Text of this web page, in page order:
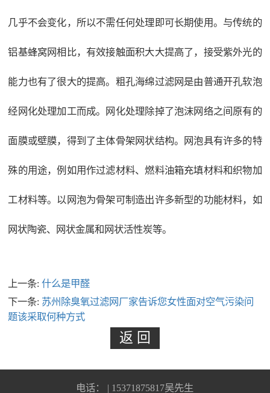
几乎不会变化，所以不需任何处理即可长期使用。与传统的
铝基蜂窝网相比，有效接触面积大大提高了，接受紫外光的
能力也有了很大的提高。粗孔海绵过滤网是由普通开孔软泡
经网化处理加工而成。网化处理除掉了泡沫网络之间原有的
面膜或壁膜，得到了主体骨架网状结构。网泡具有许多的特
殊的用途，例如用作过滤材料、燃料油箱充填材料和织物加
工材料等。以网泡为骨架可制造出许多新型的功能材料，如
网状陶瓷、网状金属和网状活性炭等。
上一条:什么是甲醛
下一条: 苏州除臭氧过滤网厂家告诉您女性面对空气污染问
题该采取何种方式
电话： | 15371875817吴先生